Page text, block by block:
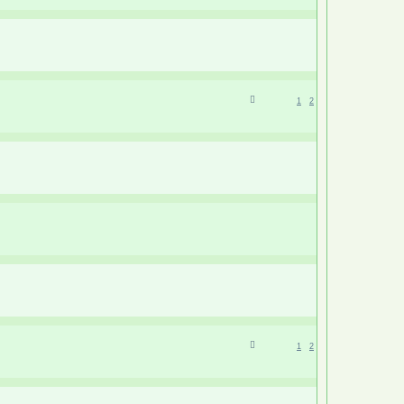
1 2
1 2